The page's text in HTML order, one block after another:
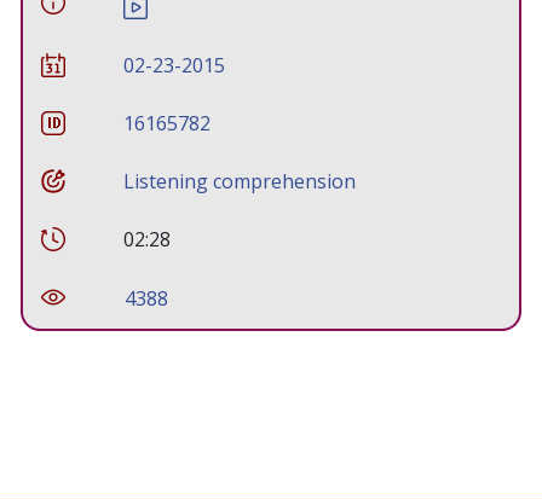
02-23-2015
16165782
Listening comprehension
02:28
4388